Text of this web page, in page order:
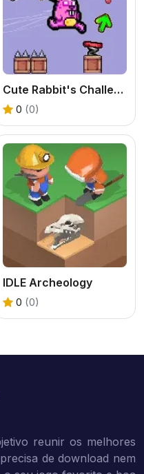
Cute Rabbit's Challenging Adventure
0 (0)
IDLE Archeology
0 (0)
reunir os melhores
de download nem